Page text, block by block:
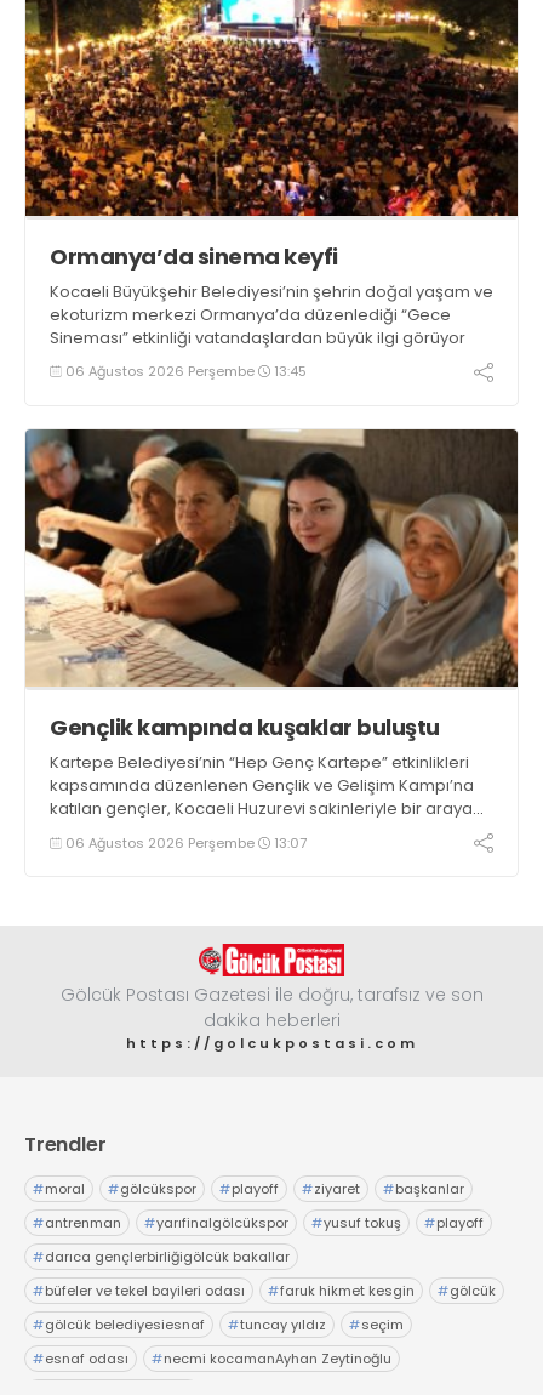
Ormanya’da sinema keyfi
Kocaeli Büyükşehir Belediyesi’nin şehrin doğal yaşam ve
ekoturizm merkezi Ormanya’da düzenlediği “Gece
Sineması” etkinliği vatandaşlardan büyük ilgi görüyor
06 Ağustos 2026 Perşembe 13:45
Gençlik kampında kuşaklar buluştu
Kartepe Belediyesi’nin “Hep Genç Kartepe” etkinlikleri
kapsamında düzenlenen Gençlik ve Gelişim Kampı’na
katılan gençler, Kocaeli Huzurevi sakinleriyle bir araya
geldi06 Ağustos 2026 Perşembe 13:07
Gölcük Postası Gazetesi ile doğru, tarafsız ve son
dakika heberleri
https://golcukpostasi.com
Trendler
#moral #gölcükspor #playoff #ziyaret #başkanlar
#antrenman #yarıfinalgölcükspor #yusuf tokuş #playoff
#darıca gençlerbirliğigölcük bakallar
#büfeler ve tekel bayileri odası #faruk hikmet kesgin #gölcük
#gölcük belediyesiesnaf #tuncay yıldız #seçim
#esnaf odası #necmi kocamanAyhan Zeytinoğlu